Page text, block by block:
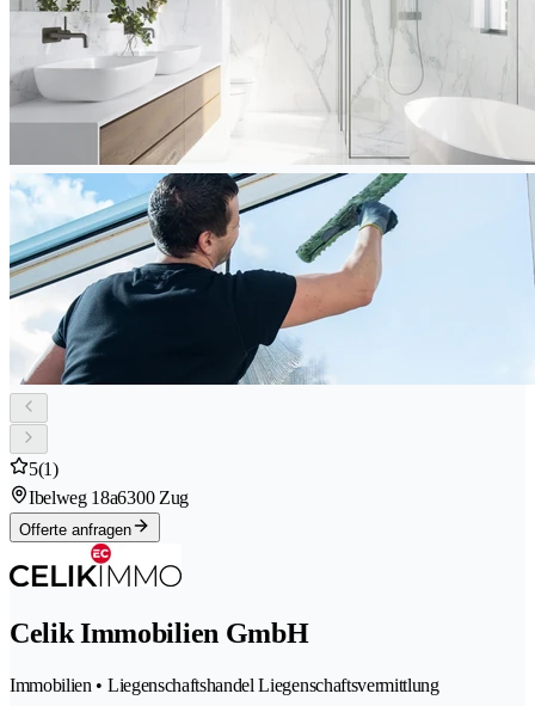
5(1)
Ibelweg 18a6300 Zug
Offerte anfragen
Celik Immobilien GmbH
Immobilien • Liegenschaftshandel Liegenschaftsvermittlung